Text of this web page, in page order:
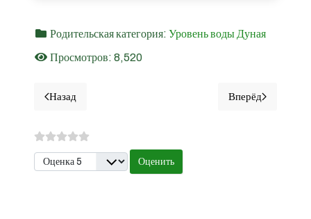
Родительская категория: Уровень воды Дуная
Просмотров: 8,520
Предыдущий материал: Дpeнkoвa - Уровни воды
Назад
Следующий
Вперёд
Пожалуйста, оцените